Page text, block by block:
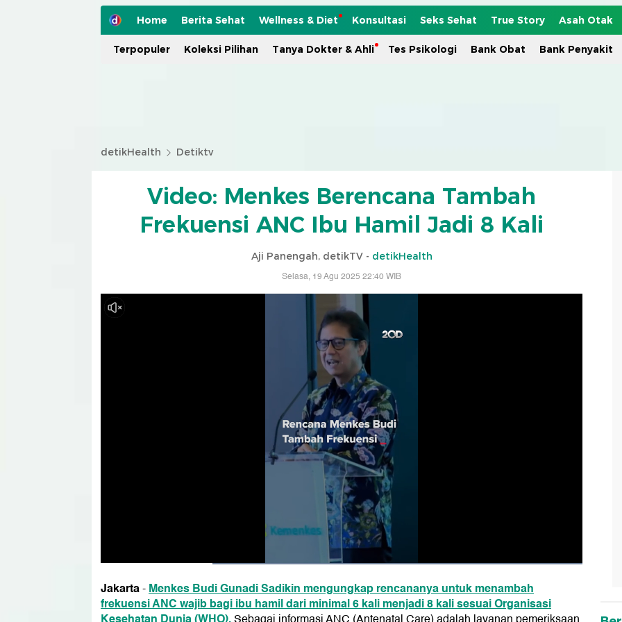
Home Berita Sehat Wellness & Diet Konsultasi Seks Sehat True Story Asah Otak
Terpopuler Koleksi Pilihan Tanya Dokter & Ahli Tes Psikologi Bank Obat Bank Penyakit
detikHealth Detiktv
Video: Menkes Berencana Tambah
Frekuensi ANC Ibu Hamil Jadi 8 Kali
Aji Panengah, detikTV - detikHealth
Selasa, 19 Agu 2025 22:40 WIB
Jakarta-Menkes Budi Gunadi Sadikin mengungkap rencananya untuk menambah
frekuensi ANC wajib bagi ibu hamil dari minimal 6 kali menjadi 8 kali sesuai Organisasi